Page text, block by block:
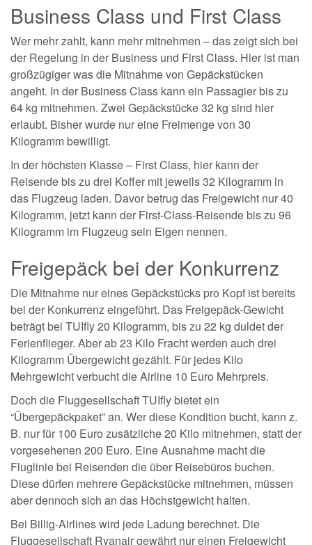
Business Class und First Class
Wer mehr zahlt, kann mehr mitnehmen – das zeigt sich bei
der Regelung in der Business und First Class. Hier ist man
großzügiger was die Mitnahme von Gepäckstücken
angeht. In der Business Class kann ein Passagier bis zu
64 kg mitnehmen. Zwei Gepäckstücke 32 kg sind hier
erlaubt. Bisher wurde nur eine Freimenge von 30
Kilogramm bewilligt.
In der höchsten Klasse – First Class, hier kann der
Reisende bis zu drei Koffer mit jeweils 32 Kilogramm in
das Flugzeug laden. Davor betrug das Freigewicht nur 40
Kilogramm, jetzt kann der First-Class-Reisende bis zu 96
Kilogramm im Flugzeug sein Eigen nennen.
Freigepäck bei der Konkurrenz
Die Mitnahme nur eines Gepäckstücks pro Kopf ist bereits
bei der Konkurrenz eingeführt. Das Freigepäck-Gewicht
beträgt bei TUIfly 20 Kilogramm, bis zu 22 kg duldet der
Ferienflieger. Aber ab 23 Kilo Fracht werden auch drei
Kilogramm Übergewicht gezählt. Für jedes Kilo
Mehrgewicht verbucht die Airline 10 Euro Mehrpreis.
Doch die Fluggesellschaft TUIfly bietet ein
“Übergepäckpaket” an. Wer diese Kondition bucht, kann z.
B. nur für 100 Euro zusätzliche 20 Kilo mitnehmen, statt der
vorgesehenen 200 Euro. Eine Ausnahme macht die
Fluglinie bei Reisenden die über Reisebüros buchen.
Diese dürfen mehrere Gepäckstücke mitnehmen, müssen
aber dennoch sich an das Höchstgewicht halten.
Bei Billig-Airlines wird jede Ladung berechnet. Die
Fluggesellschaft Ryanair gewährt nur einen Freigewicht